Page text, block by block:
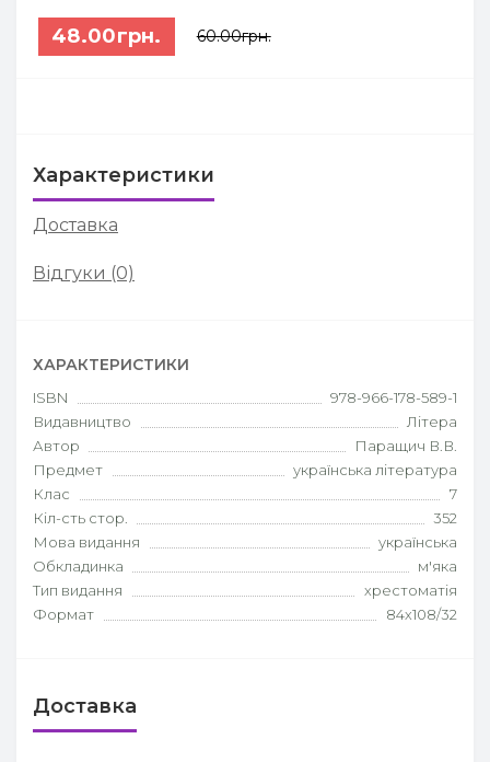
48.00грн. 60.00грн.
Характеристики
Доставка
Відгуки (0)
ХАРАКТЕРИСТИКИ
ISBN
978-966-178-589-1
Видавництво
Літера
Автор
Паращич В.В.
Предмет
українська література
Клас
7
Кіл-сть стор.
352
Мова видання
українська
Обкладинка
м'яка
Тип видання
хрестоматія
Формат
84х108/32
Доставка